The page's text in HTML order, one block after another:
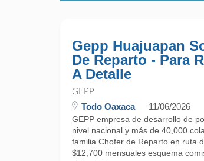
Gepp Huajuapan
De Reparto - Para
A Detalle
GEPP
Todo Oaxaca 11/06/2026
GEPP empresa de desarrollo de
nivel nacional y más de 40,000
familia.Chofer de Reparto en ruta
$12,700 mensuales esquema